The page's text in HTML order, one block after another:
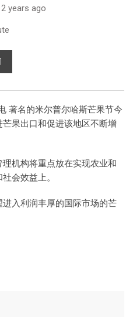
2 years ago
著名的米尔普尔哈斯芒果节今
果出口和促进该地区不断增
机构将重点放在实现农业和
会效益上。
入利润丰厚的国际市场的芒